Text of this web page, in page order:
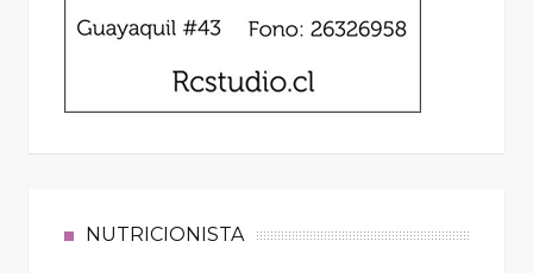
NUTRICIONISTA